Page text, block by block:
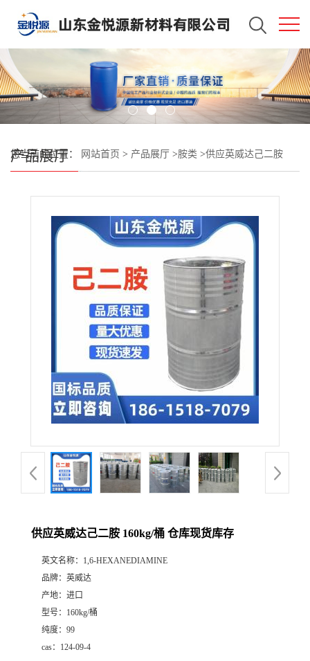
产品展厅
您当前的位置： 网站首页 > 产品展厅 >胺类 >供应英威达己二胺
供应英威达己二胺 160kg/桶 仓库现货库存
英文名称： 1,6-HEXANEDIAMINE
品牌： 英威达
产地： 进口
型号： 160kg/桶
纯度： 99
cas： 124-09-4